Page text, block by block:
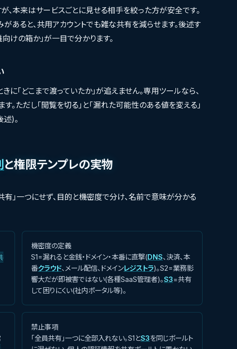
、本来はサービスごとに見せる相手を絞った方が安全です。
あると、共用アカウントでも雑な共有を減らせます。後述す
けの箱か」が一目で分かります。
に「どこまで渡っていたか」が追えません。専用ツールなら、
ただし「閲覧を切る」と「漏れた可能性のある値を変える」
)。
と権限テンプレの実物
」一つにせず、目的と機密度で分け、名前で意味が分かる
機密度の定義
S1=漏れると金銭・ドメイン・本番に直撃(DNS、決済、本
番クラウド、メール配信、ドメインレジストラ)。S2=業務影
響大だが即被害ではない(各種SaaS管理者)。S3=共有
して困りにくい(社内ポータル等)。
禁止事項
「全員共有」一つに全部入れない。S1とS3を同じボールト